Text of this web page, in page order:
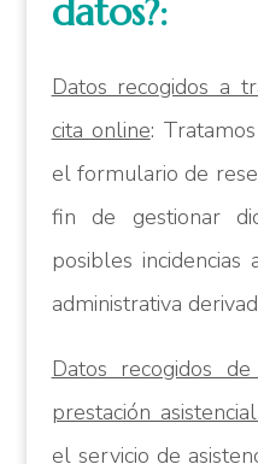
datos?:
Datos recogidos a
cita online:
el formulario de
fin de gestionar
posibles
administrativa
Datos recogidos
prestación
el servicio de